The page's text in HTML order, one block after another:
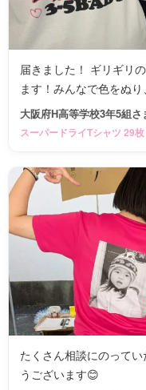
届きました！ ギリギリ
ます！みんなで色をぬ
大阪府H高等学校3年5組さ
スーパードライTシャツ 29枚
たくさん相談にのって
うございます😊